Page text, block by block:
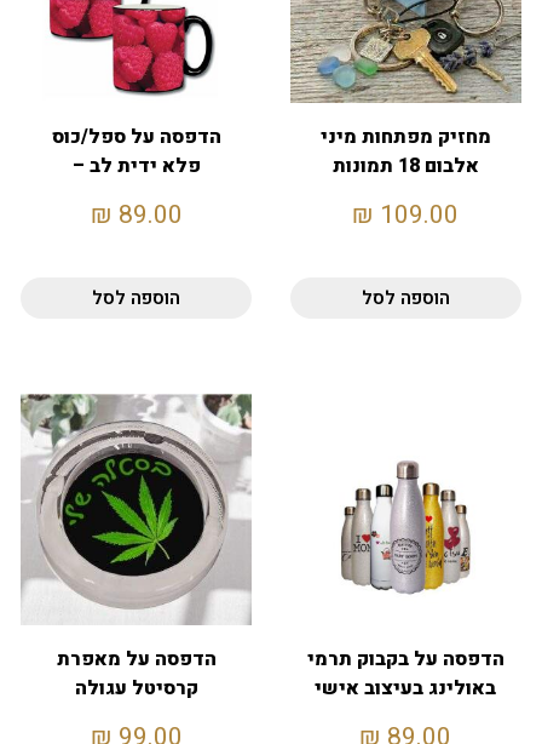
מחזיק מפתחות מיני
אלבום 18 תמונות
109.00
₪
הוספה לסל
הדפסה על ספל/כוס
פלא ידית לב –
89.00
₪
הוספה לסל
הדפסה על בקבוק תרמי
באולינג בעיצוב אישי
הדפסה על מאפרת
קרסיטל עגולה